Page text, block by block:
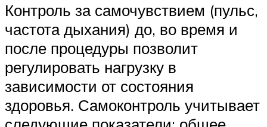
Контроль за самочувствием (пульс,
частота дыхания) до, во время и
после процедуры позволит
регулировать нагрузку в
зависимости от состояния
здоровья. Самоконтроль учитывает